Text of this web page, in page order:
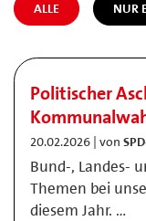
ALLE NUR
Politischer
20.02.2026 | von
Bund-, Landes-
Themen bei
diesem Jahr. …